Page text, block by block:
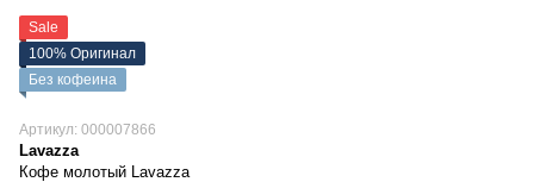
Sale
100% Оригинал
Без кофеина
Артикул: 000007866
Lavazza
Кофе молотый Lavazza